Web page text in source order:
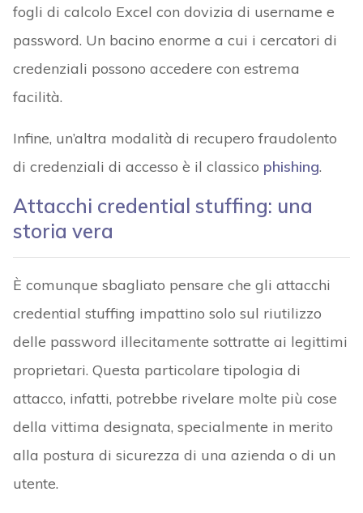
fogli di calcolo Excel con dovizia di username e
password. Un bacino enorme a cui i cercatori di
credenziali possono accedere con estrema
facilità.
Infine, un’altra modalità di recupero fraudolento
di credenziali di accesso è il classico phishing.
Attacchi credential stuffing: una
storia vera
È comunque sbagliato pensare che gli attacchi
credential stuffing impattino solo sul riutilizzo
delle password illecitamente sottratte ai legittimi
proprietari. Questa particolare tipologia di
attacco, infatti, potrebbe rivelare molte più cose
della vittima designata, specialmente in merito
alla postura di sicurezza di una azienda o di un
utente.